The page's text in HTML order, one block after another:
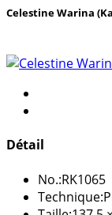
Celestine Warina
Détail
No.:RK1065
Technique: